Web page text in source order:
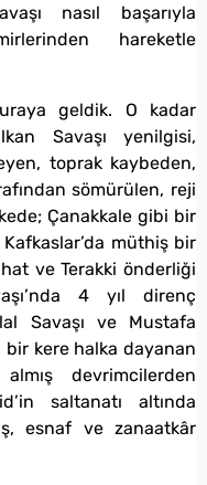
nasıl başarıyla
hareketle
geldik. O kadar
Savaşı yenilgisi,
toprak kaybeden,
sömürülen, reji
Çanakkale gibi bir
müthiş bir
ve Terakki önderliği
4 yıl direnç
Savaşı ve Mustafa
bir kere halka dayanan
devrimcilerden
saltanatı altında
esnaf ve zanaatkâr